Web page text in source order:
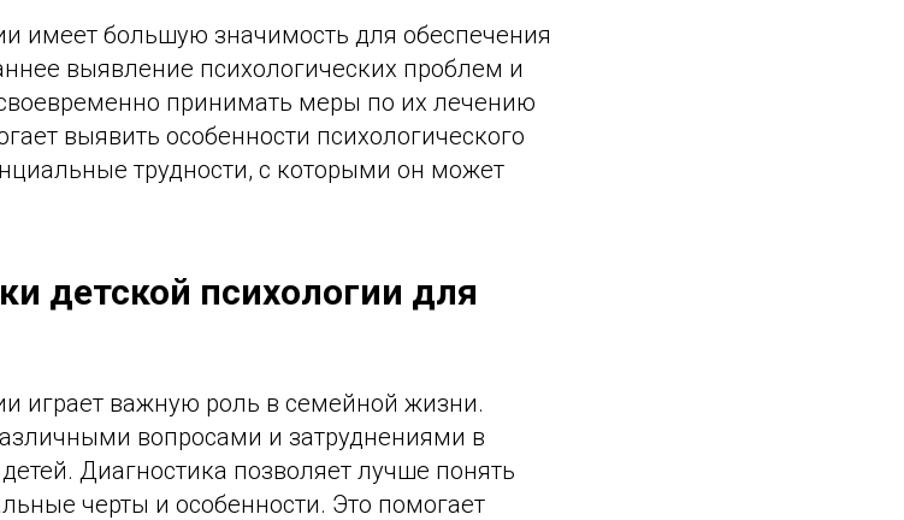
имеет большую значимость для обеспечения
выявление психологических проблем и
своевременно принимать меры по их лечению
выявить особенности психологического
трудности, с которыми он может
детской психологии для
играет важную роль в семейной жизни.
вопросами и затруднениями в
Диагностика позволяет лучше понять
черты и особенности. Это помогает